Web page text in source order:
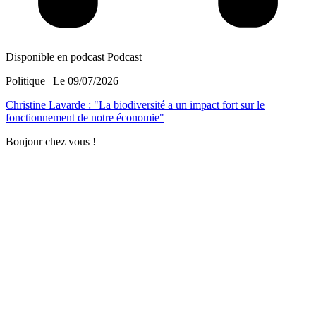
Disponible en podcast Podcast
Politique | Le 09/07/2026
Christine Lavarde : "La biodiversité a un impact fort sur le
fonctionnement de notre économie"
Bonjour chez vous !